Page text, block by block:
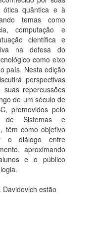
ótica quântica e à
temas como
computação e
científica e
na defesa do
como eixo
país. Nesta edição
perspectivas
repercussões
de um século de
promovidos pelo
de Sistemas e
têm como objetivo
o diálogo entre
aproximando
e o público
estão